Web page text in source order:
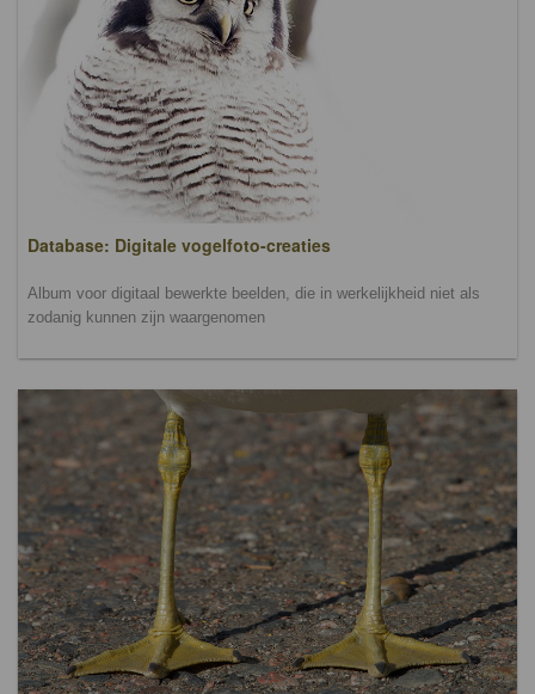
Database: Digitale vogelfoto-creaties
Album voor digitaal bewerkte beelden, die in werkelijkheid niet als
zodanig kunnen zijn waargenomen